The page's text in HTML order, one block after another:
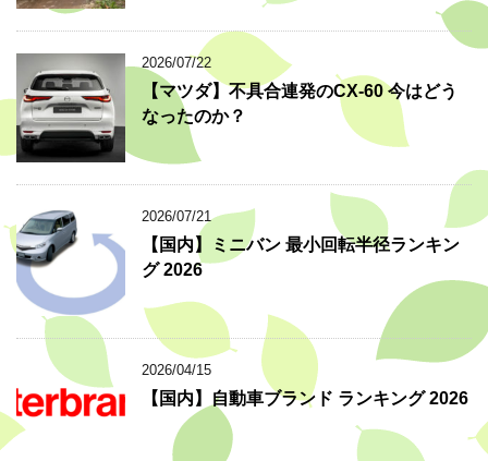
2026/07/22
【マツダ】不具合連発のCX-60 今はどう
なったのか？
2026/07/21
【国内】ミニバン 最小回転半径ランキン
グ 2026
2026/04/15
【国内】自動車ブランド ランキング 2026